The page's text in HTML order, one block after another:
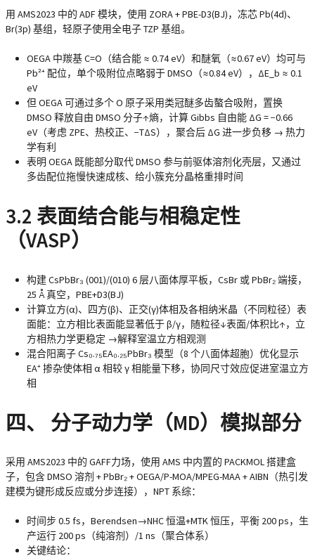
用 AMS2023 中的 ADF 模块，使用 ZORA + PBE-D3(BJ)，冻芯 Pb(4d)、
Br(3p) 基组，轻原子使用全电子 TZP 基组。
OEGA 中羰基 C=O（结合能 ≈ 0.74 eV）和醚氧（≈0.67 eV） 均可与
Pb²⁺ 配位，单个吸附位点略弱于 DMSO（≈0.84 eV），ΔE_b ≈ 0.1
eV
但 OEGA 可通过多个 O 原子采用类冠醚多齿螯合吸附， 置换
DMSO 释放自由 DMSO 分子↑熵，计算 Gibbs 自由能 ΔG = −0.66
eV（考虑 ZPE、热校正、−TΔS），聚合后 ΔG 进一步负移 → 热力
学有利
表明 OEGA 既能部分取代 DMSO 参与前驱体溶剂化壳层，又通过
多齿配位拖慢快速成核、给小簇充分晶格重排时间
3.2 表面结合能与相稳定性
（VASP）
构建 CsPbBr₃ (001)/(010) 6 层八面体厚平板，CsBr 或 PbBr₂ 端接，
25 Å 真空，PBE+D3(BJ)
计算立方(α)、四方(β)、正交(γ)体相及各相纳米晶（不同粒径）表
面能：立方相比表面能显著低于 β/γ， 随粒径↓表面/体积比↑，立
方相热力学更稳定 ​ →解释室温立方相观测
混合阳离子 Cs₀.₇₅EA₀.₂₅PbBr₃ 模型（8 个八面体超胞）优化显示
EA⁺ 掺杂使体相 α 相较 γ 相能量下移，协同尺寸效应促进室温立方
相
四、 分子动力学（MD）模拟部分
采用 AMS2023 中的 GAFF力场，使用 AMS 中内置的 PACKMOL 搭建盒
子，包含 DMSO 溶剂 + PbBr₂ + OEGA/P-MOA/MPEG-MAA + AIBN（热引发
建模为键形成反应或分步连接），NPT 系综：
时间步 0.5 fs，Berendsen→NHC 恒温+MTK 恒压，平衡 200 ps，生
产运行 200 ps（纯溶剂）/1 ns（聚合体系）
关键结论：